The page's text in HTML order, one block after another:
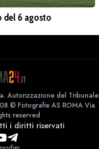
del 6 agosto
Autorizzazione del Tribunale
© Fotografie AS ROMA Via
reserved
i diritti riservati